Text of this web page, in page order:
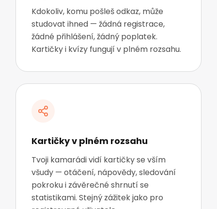
Kdokoliv, komu pošleš odkaz, může
studovat ihned — žádná registrace,
žádné přihlášení, žádný poplatek.
Kartičky i kvízy fungují v plném rozsahu.
Kartičky v plném rozsahu
Tvoji kamarádi vidí kartičky se vším
všudy — otáčení, nápovědy, sledování
pokroku i závěrečné shrnutí se
statistikami. Stejný zážitek jako pro